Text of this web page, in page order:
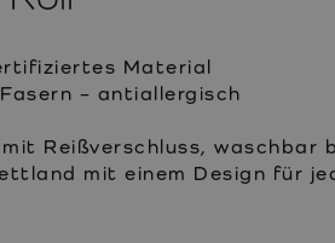
Material
– antiallergisch
Reißverschluss, waschbar
mit einem Design für